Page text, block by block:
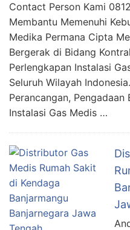
Contact Person Kami
Membantu Memenuhi
Medika Permana Cipta
Bergerak di Bidang
Perlengkapan Instalasi
Seluruh Wilayah
Perancangan, Pengadaan
Instalasi Gas Medis …